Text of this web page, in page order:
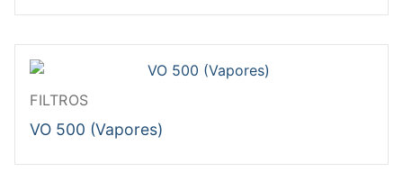
FILTROS
VO 500 (Vapores)